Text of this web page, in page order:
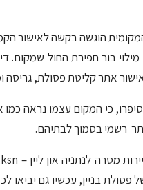
הוגשה בקשה לאישור
בור חפירת החול שמקום.
אתר קליטת פסולת, גריסה
סיפרו, כי המקום עצמו נראה
רשמי בסמוך לבתיהם.
פסולת בניין, עכשיו גם